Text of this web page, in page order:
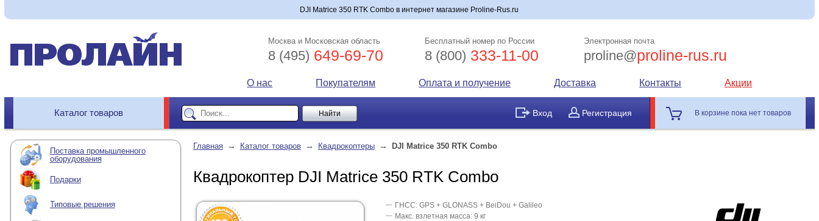
DJI Matrice 350 RTK Combo в интернет магазине Proline-Rus.ru
Москва и Московская область
8 (495) 649-69-70
Бесплатный номер по России
8 (800) 333-11-00
Электронная почта
proline@proline-rus.ru
О нас Покупателям Оплата и получение Доставка Контакты Акции
Каталог товаров Вход Регистрация В корзине пока нет товаров
Поставка промышленного
оборудования
Подарки
Типовые решения
Главная → Каталог товаров → Квадрокоптеры → DJI Matrice 350 RTK Combo
Квадрокоптер DJI Matrice 350 RTK Combo
ГНСС: GPS + GLONASS + BeiDou + Galileo
Макс. взлетная масса: 9 кг